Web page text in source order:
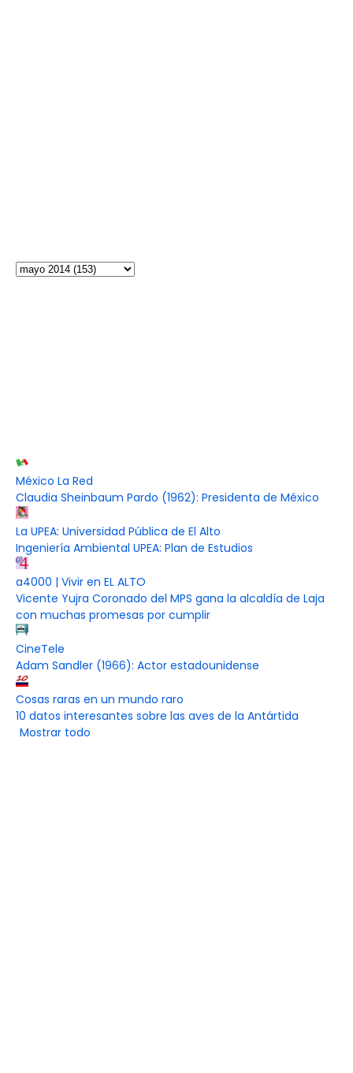
México La Red
Claudia Sheinbaum Pardo (1962): Presidenta de México
La UPEA: Universidad Pública de El Alto
Ingeniería Ambiental UPEA: Plan de Estudios
a4000 | Vivir en EL ALTO
Vicente Yujra Coronado del MPS gana la alcaldía de Laja
con muchas promesas por cumplir
CineTele
Adam Sandler (1966): Actor estadounidense
Cosas raras en un mundo raro
10 datos interesantes sobre las aves de la Antártida
Mostrar todo